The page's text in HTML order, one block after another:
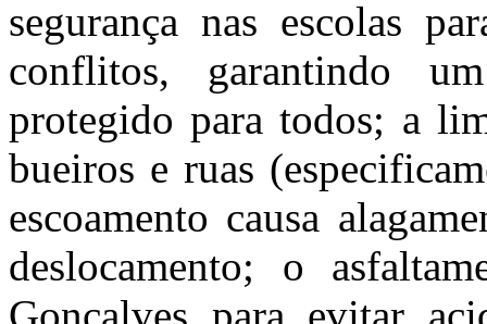
segurança nas escolas
conflitos, garantindo
protegido para todos; a
bueiros e ruas
escoamento causa
deslocamento; o
Gonçalves para evitar